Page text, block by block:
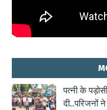
पत्नी के
दी..परिजनों